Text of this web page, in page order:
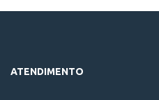
ATENDIMENTO